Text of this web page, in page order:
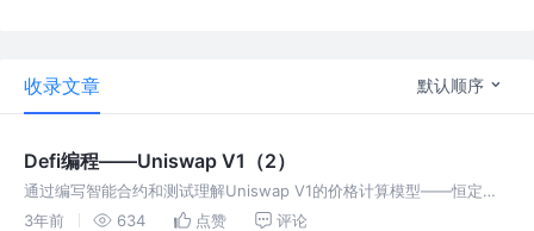
收录文章 默认顺序
Defi编程——Uniswap V1（2）
通过编写智能合约和测试理解Uniswap V1的价格计算模型——恒定乘
积做市商模型的原理，及其优缺点。
3年前 634 点赞 评论